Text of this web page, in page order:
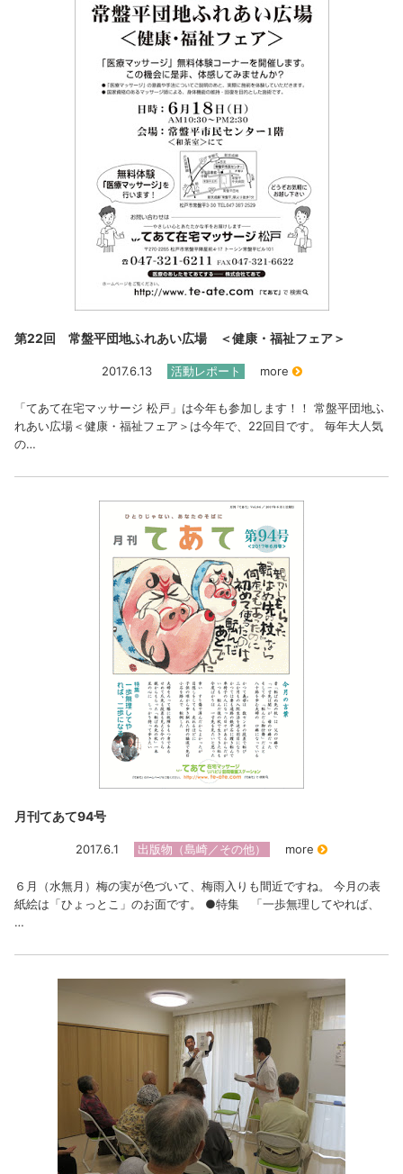
第22回 常盤平団地ふれあい広場 ＜健康・福祉フェア＞
2017.6.13 活動レポート more
「てあて在宅マッサージ 松戸」は今年も参加します！！ 常盤平団地ふ
れあい広場＜健康・福祉フェア＞は今年で、22回目です。 毎年大人気
の…
月刊てあて94号
2017.6.1 出版物（島崎／その他） more
６月（水無月）梅の実が色づいて、梅雨入りも間近ですね。 今月の表
紙絵は「ひょっとこ」のお面です。 ●特集 「一歩無理してやれば、
…